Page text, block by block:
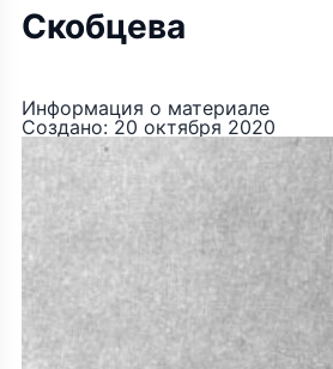
Скобцева
Информация о материале
Создано: 20 октября 2020